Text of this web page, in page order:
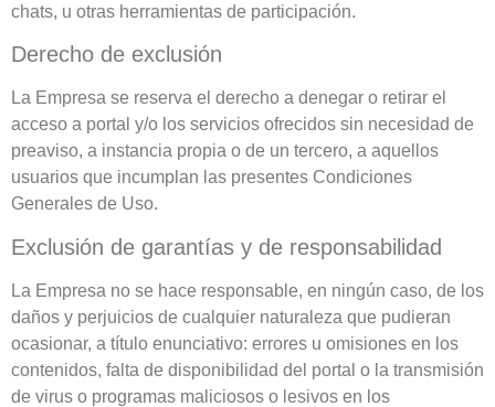
chats, u otras herramientas de participación.
Derecho de exclusión
La Empresa se reserva el derecho a denegar o retirar el
acceso a portal y/o los servicios ofrecidos sin necesidad de
preaviso, a instancia propia o de un tercero, a aquellos
usuarios que incumplan las presentes Condiciones
Generales de Uso.
Exclusión de garantías y de responsabilidad
La Empresa no se hace responsable, en ningún caso, de los
daños y perjuicios de cualquier naturaleza que pudieran
ocasionar, a título enunciativo: errores u omisiones en los
contenidos, falta de disponibilidad del portal o la transmisión
de virus o programas maliciosos o lesivos en los